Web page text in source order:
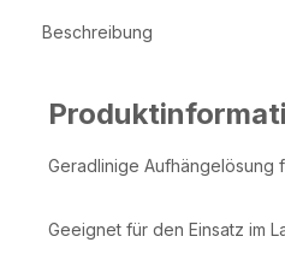
Beschreibung
Geradlinige Aufhängelösung
Geeignet für den Einsatz im